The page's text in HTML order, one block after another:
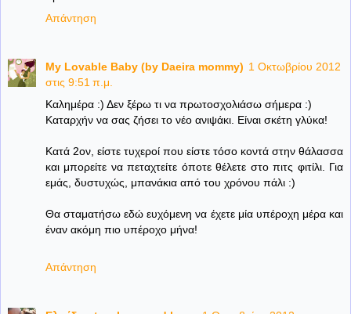
Απάντηση
My Lovable Baby (by Daeira mommy) 1 Οκτωβρίου 2012
στις 9:51 π.μ.
Καλημέρα :) Δεν ξέρω τι να πρωτοσχολιάσω σήμερα :)
Καταρχήν να σας ζήσει το νέο ανιψάκι. Είναι σκέτη γλύκα!
Κατά 2ον, είστε τυχεροί που είστε τόσο κοντά στην θάλασσα
και μπορείτε να πεταχτείτε όποτε θέλετε στο πιτς φιτίλι. Για
εμάς, δυστυχώς, μπανάκια από του χρόνου πάλι :)
Θα σταματήσω εδώ ευχόμενη να έχετε μία υπέροχη μέρα και
έναν ακόμη πιο υπέροχο μήνα!
Απάντηση